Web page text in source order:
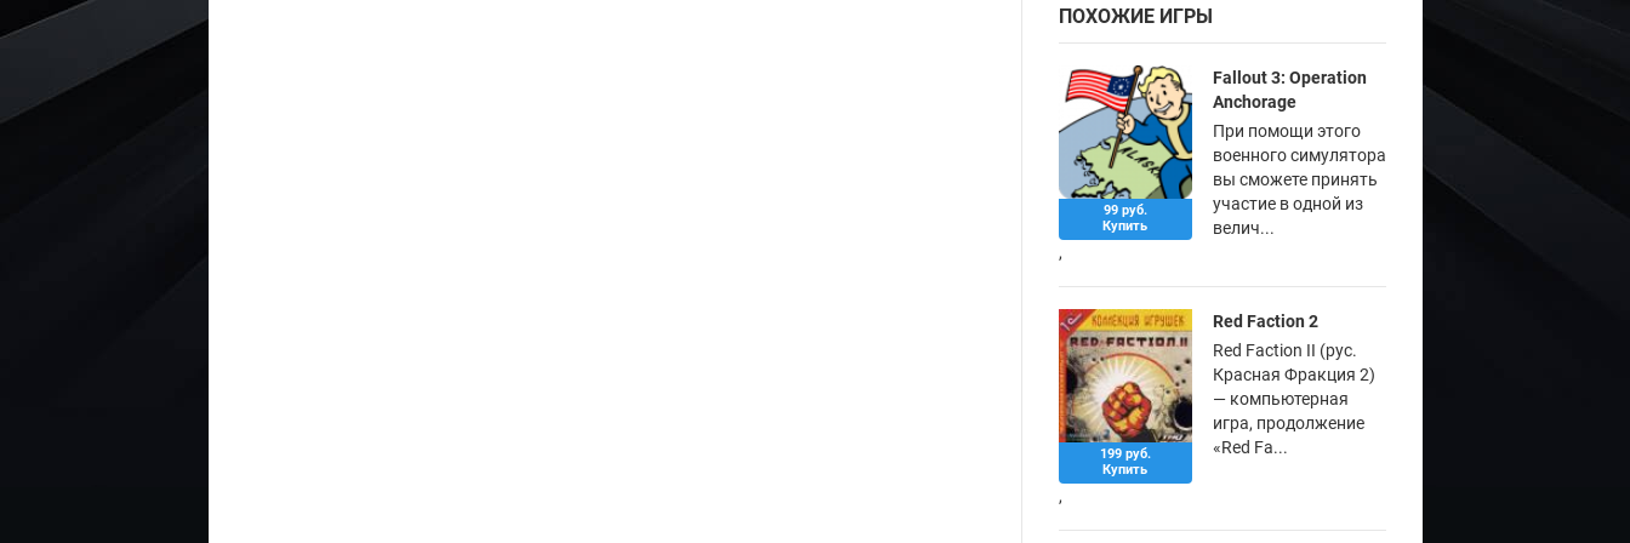
ПОХОЖИЕ ИГРЫ
99 руб.
Купить
,
Fallout 3: Operation
Anchorage
При помощи этого
военного симулятора
вы сможете принять
участие в одной из
велич...
199 руб.
Купить
,
Red Faction 2
Red Faction II (рус.
Красная Фракция 2)
— компьютерная
игра, продолжение
«Red Fa...